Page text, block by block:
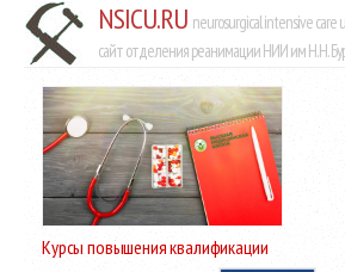
NSICU.RU neurosurgical intensive care
сайт отделения реанимации НИИ им Н.Н.
Курсы повышения квалификации